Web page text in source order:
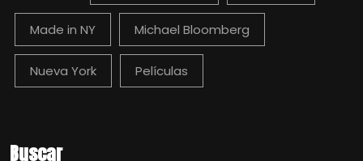
Made in NY Michael Bloomberg
Nueva York Películas
Buscar